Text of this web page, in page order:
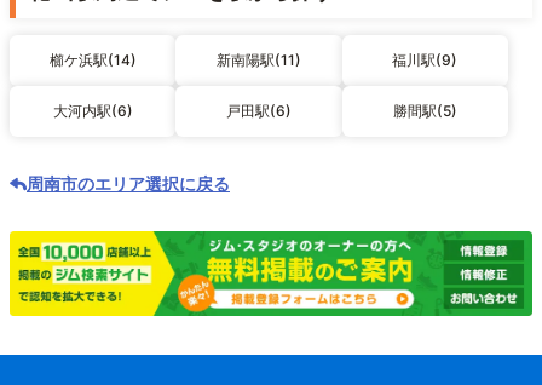
櫛ケ浜駅(14) 新南陽駅(11) 福川駅(9)
大河内駅(6) 戸田駅(6) 勝間駅(5)
周南市のエリア選択に戻る